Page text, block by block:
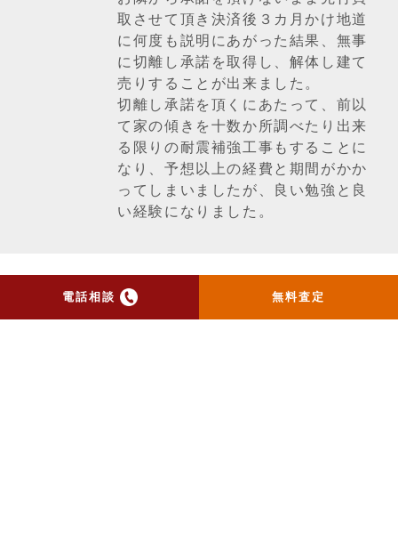
電話相談 無料査定
取させて頂き決済後３カ月かけ地道
に何度も説明にあがった結果、無事
に切離し承諾を取得し、解体し建て
売りすることが出来ました。
切離し承諾を頂くにあたって、前以
て家の傾きを十数か所調べたり出来
る限りの耐震補強工事もすることに
なり、予想以上の経費と期間がかか
ってしまいましたが、良い勉強と良
い経験になりました。